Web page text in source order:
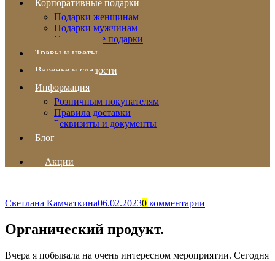
Корпоративные подарки
Подарки женщинам
Подарки мужчинам
Новогодние подарки
Травы и цветы
Варенье и сладости
Информация
Розничным покупателям
Правила доставки
Реквизиты и документы
Блог
Акции
Светлана Камчаткина06.02.20230 комментарии
Органический продукт.
Вчера я побывала на очень интересном мероприятии. Сегодня